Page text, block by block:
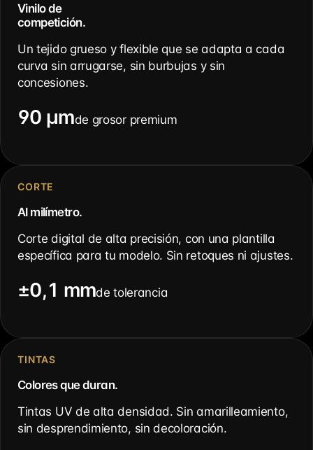
Vinilo de
competición.
Un tejido grueso y flexible que se adapta a cada
curva sin arrugarse, sin burbujas y sin
concesiones.
90 µmde grosor premium
CORTE
Al milímetro.
Corte digital de alta precisión, con una plantilla
específica para tu modelo. Sin retoques ni ajustes.
±0,1 mmde tolerancia
TINTAS
Colores que duran.
Tintas UV de alta densidad. Sin amarilleamiento,
sin desprendimiento, sin decoloración.